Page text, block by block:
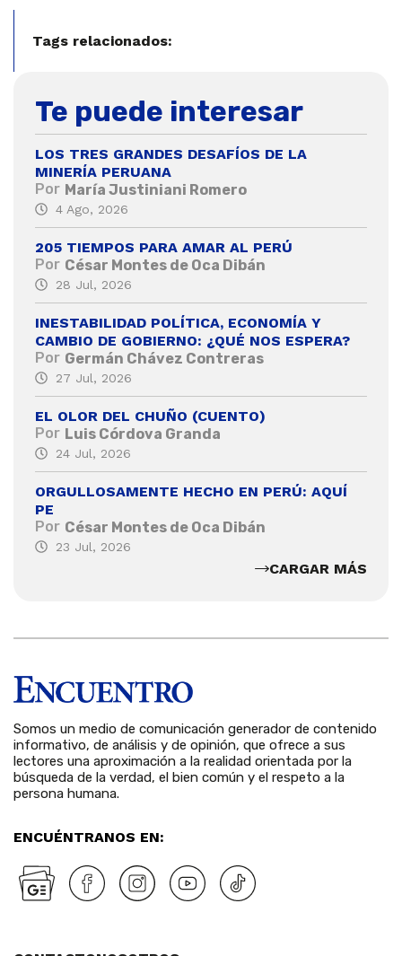
Tags relacionados:
Te puede interesar
LOS TRES GRANDES DESAFÍOS DE LA
MINERÍA PERUANA
Por María Justiniani Romero
4 Ago, 2026
205 TIEMPOS PARA AMAR AL PERÚ
Por César Montes de Oca Dibán
28 Jul, 2026
INESTABILIDAD POLÍTICA, ECONOMÍA Y
CAMBIO DE GOBIERNO: ¿QUÉ NOS ESPERA?
Por Germán Chávez Contreras
27 Jul, 2026
EL OLOR DEL CHUÑO (CUENTO)
Por Luis Córdova Granda
24 Jul, 2026
ORGULLOSAMENTE HECHO EN PERÚ: AQUÍ
PE
Por César Montes de Oca Dibán
23 Jul, 2026
CARGAR MÁS
Somos un medio de comunicación generador de contenido
informativo, de análisis y de opinión, que ofrece a sus
lectores una aproximación a la realidad orientada por la
búsqueda de la verdad, el bien común y el respeto a la
persona humana.
ENCUÉNTRANOS EN: